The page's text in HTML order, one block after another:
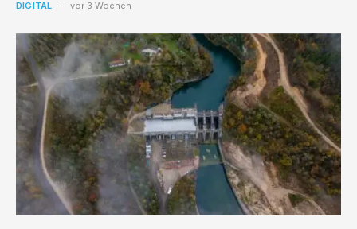
DIGITAL vor 3 Wochen